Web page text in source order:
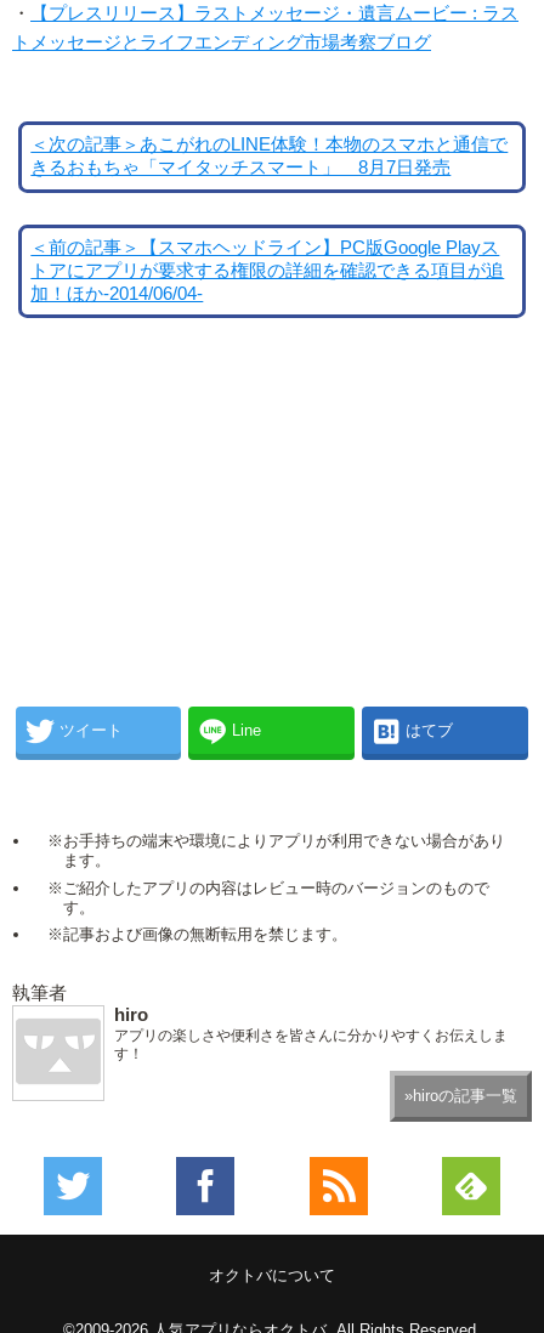
・
【プレスリリース】ラストメッセージ・遺言ムービー : ラス
トメッセージとライフエンディング市場考察ブログ
＜次の記事＞あこがれのLINE体験！本物のスマホと通信で
きるおもちゃ「マイタッチスマート」 8月7日発売
＜前の記事＞【スマホヘッドライン】PC版Google Playス
トアにアプリが要求する権限の詳細を確認できる項目が追
加！ほか-2014/06/04-
ツイート Line はてブ
※お手持ちの端末や環境によりアプリが利用できない場合があり
ます。
※ご紹介したアプリの内容はレビュー時のバージョンのもので
す。
※記事および画像の無断転用を禁じます。
執筆者
hiro
アプリの楽しさや便利さを皆さんに分かりやすくお伝えしま
す！
»hiroの記事一覧
オクトバについて